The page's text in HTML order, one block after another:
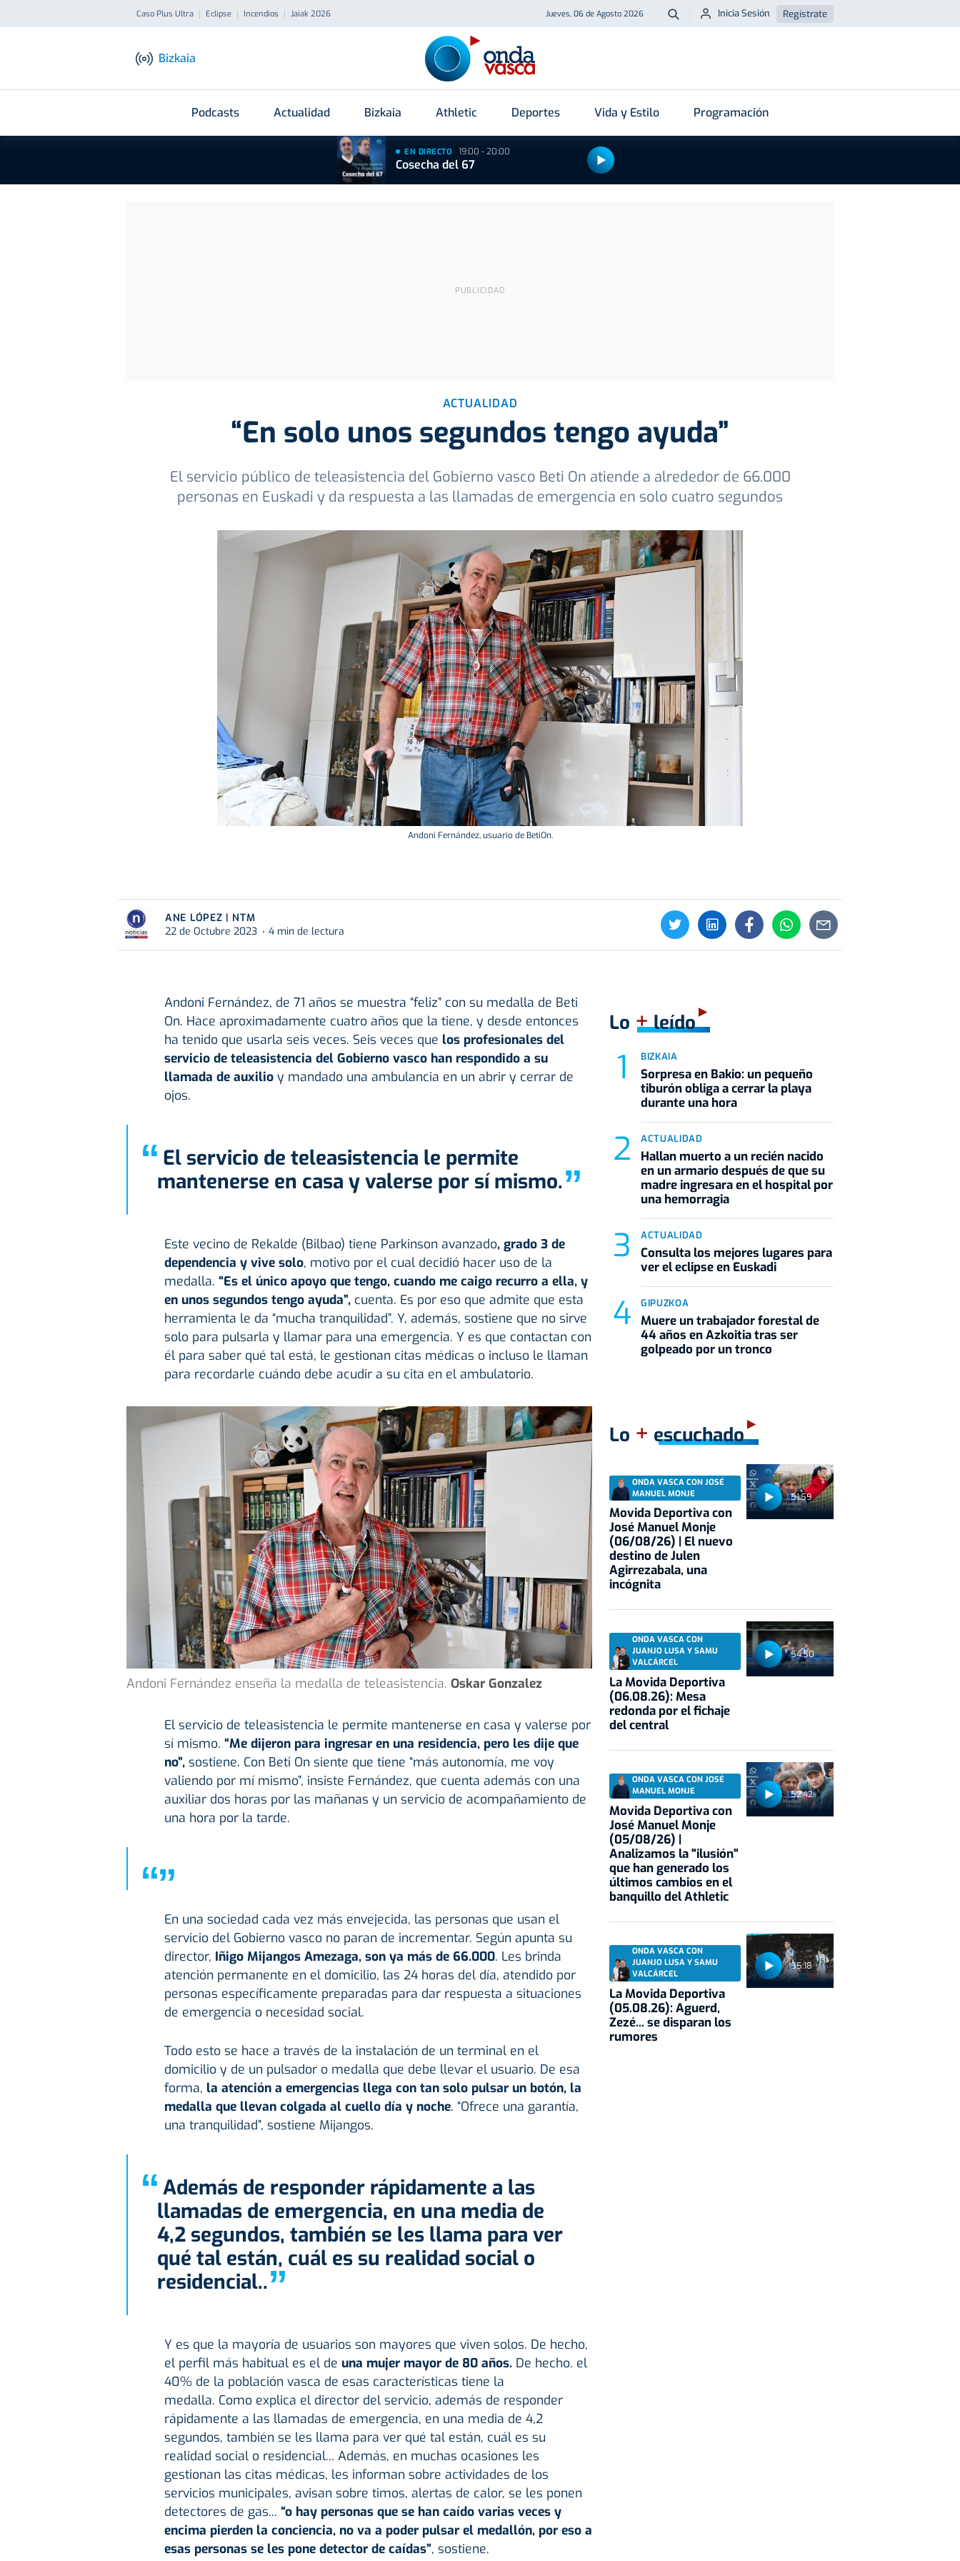
Caso Plus Ultra Eclipse Incendios Jaiak 2026 Jueves, 06 de Agosto 2026 Buscar
Inicia Sesión Regístrate
Bizkaia
Podcasts Actualidad Bizkaia Athletic Deportes Vida y Estilo Programación
EN DIRECTO 19:00 - 20:00
Cosecha del 67
ACTUALIDAD
“En solo unos segundos tengo ayuda”
El servicio público de teleasistencia del Gobierno vasco Beti On atiende a alrededor de 66.000
personas en Euskadi y da respuesta a las llamadas de emergencia en solo cuatro segundos
Andoni Fernández, usuario de BetiOn.
ANE LÓPEZ | NTM
22 de Octubre 2023
4 min de lectura
Andoni Fernández, de 71 años se muestra “feliz” con su medalla de Beti
On. Hace aproximadamente cuatro años que la tiene, y desde entonces
ha tenido que usarla seis veces. Seis veces que los profesionales del
servicio de teleasistencia del Gobierno vasco han respondido a su
llamada de auxilio y mandado una ambulancia en un abrir y cerrar de
ojos.
“ El servicio de teleasistencia le permite
mantenerse en casa y valerse por sí mismo.”
Este vecino de Rekalde (Bilbao) tiene Parkinson avanzado, grado 3 de
dependencia y vive solo, motivo por el cual decidió hacer uso de la
medalla. “Es el único apoyo que tengo, cuando me caigo recurro a ella, y
en unos segundos tengo ayuda”,cuenta. Es por eso que admite que esta
herramienta le da “mucha tranquilidad”. Y, además, sostiene que no sirve
solo para pulsarla y llamar para una emergencia. Y es que contactan con
él para saber qué tal está, le gestionan citas médicas o incluso le llaman
para recordarle cuándo debe acudir a su cita en el ambulatorio.
Andoni Fernández enseña la medalla de teleasistencia. Oskar Gonzalez
El servicio de teleasistencia le permite mantenerse en casa y valerse por
sí mismo. “Me dijeron para ingresar en una residencia, pero les dije que
no”, sostiene. Con Beti On siente que tiene “más autonomía, me voy
valiendo por mí mismo”, insiste Fernández, que cuenta además con una
auxiliar dos horas por las mañanas y un servicio de acompañamiento de
una hora por la tarde.
“”
En una sociedad cada vez más envejecida, las personas que usan el
servicio del Gobierno vasco no paran de incrementar. Según apunta su
director, Iñigo Mijangos Amezaga, son ya más de 66.000. Les brinda
atención permanente en el domicilio, las 24 horas del día, atendido por
personas específicamente preparadas para dar respuesta a situaciones
de emergencia o necesidad social.
Todo esto se hace a través de la instalación de un terminal en el
domicilio y de un pulsador o medalla que debe llevar el usuario. De esa
forma, la atención a emergencias llega con tan solo pulsar un botón, la
medalla que llevan colgada al cuello día y noche. “Ofrece una garantía,
una tranquilidad”, sostiene Mijangos.
“ Además de responder rápidamente a las
llamadas de emergencia, en una media de
4,2 segundos, también se les llama para ver
qué tal están, cuál es su realidad social o
residencial..”
Y es que la mayoría de usuarios son mayores que viven solos. De hecho,
el perfil más habitual es el de una mujer mayor de 80 años. De hecho. el
40% de la población vasca de esas características tiene la
medalla. Como explica el director del servicio, además de responder
rápidamente a las llamadas de emergencia, en una media de 4,2
segundos, también se les llama para ver qué tal están, cuál es su
realidad social o residencial... Además, en muchas ocasiones les
gestionan las citas médicas, les informan sobre actividades de los
servicios municipales, avisan sobre timos, alertas de calor, se les ponen
detectores de gas... “o hay personas que se han caído varias veces y
encima pierden la conciencia, no va a poder pulsar el medallón, por eso a
esas personas se les pone detector de caídas”, sostiene.
Lo +leído
BIZKAIA
Sorpresa en Bakio: un pequeño
tiburón obliga a cerrar la playa
durante una hora
ACTUALIDAD
Hallan muerto a un recién nacido
en un armario después de que su
madre ingresara en el hospital por
una hemorragia
ACTUALIDAD
Consulta los mejores lugares para
ver el eclipse en Euskadi
GIPUZKOA
Muere un trabajador forestal de
44 años en Azkoitia tras ser
golpeado por un tronco
Lo + escuchado
51:59
ONDA VASCA CON JOSÉ
MANUEL MONJE
Movida Deportiva con
José Manuel Monje
(06/08/26) | El nuevo
destino de Julen
Agirrezabala, una
incógnita
54:50
ONDA VASCA CON
JUANJO LUSA Y SAMU
VALCÁRCEL
La Movida Deportiva
(06.08.26): Mesa
redonda por el fichaje
del central
52:42
ONDA VASCA CON JOSÉ
MANUEL MONJE
Movida Deportiva con
José Manuel Monje
(05/08/26) |
Analizamos la "ilusión"
que han generado los
últimos cambios en el
banquillo del Athletic
55:18
ONDA VASCA CON
JUANJO LUSA Y SAMU
VALCÁRCEL
La Movida Deportiva
(05.08.26): Aguerd,
Zezé... se disparan los
rumores